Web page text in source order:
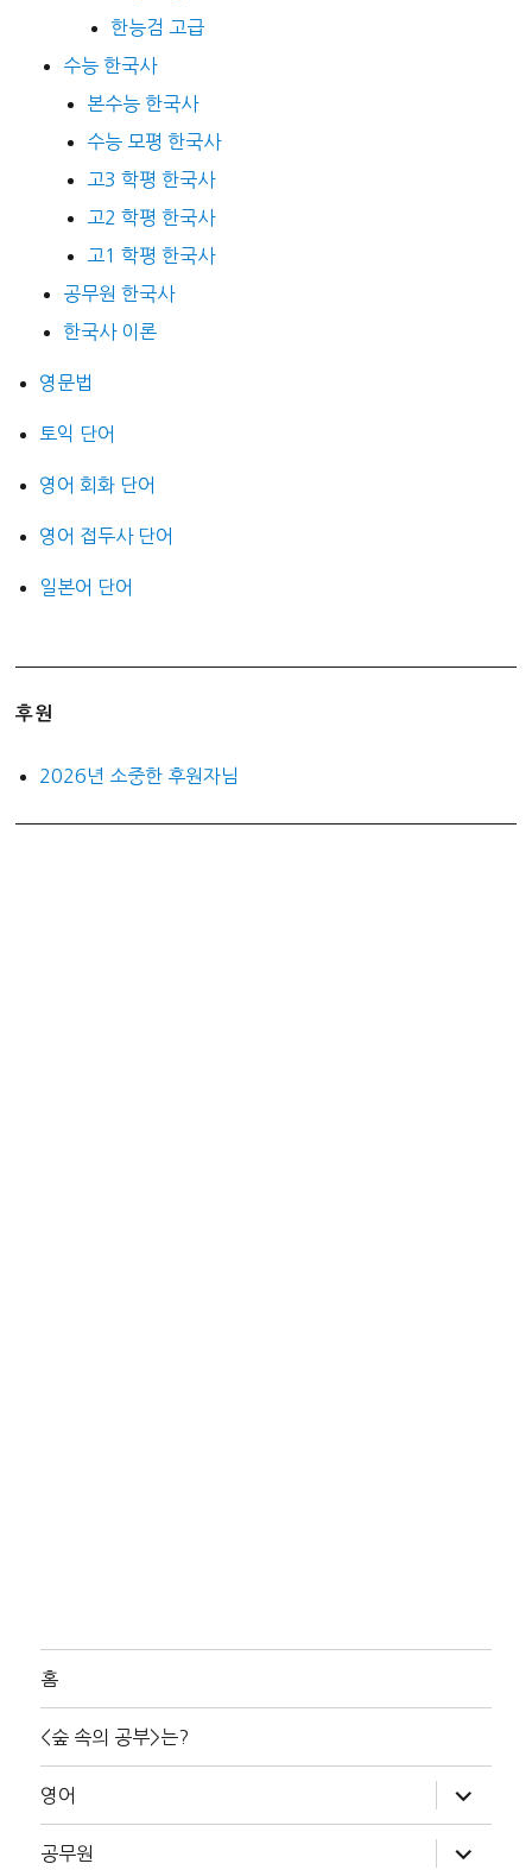
한능검 고급
수능 한국사
본수능 한국사
수능 모평 한국사
고3 학평 한국사
고2 학평 한국사
고1 학평 한국사
공무원 한국사
한국사 이론
영문법
토익 단어
영어 회화 단어
영어 접두사 단어
일본어 단어
후원
2026년 소중한 후원자님
홈
<숲 속의 공부>는?
영어
위
메
확
공무원
위